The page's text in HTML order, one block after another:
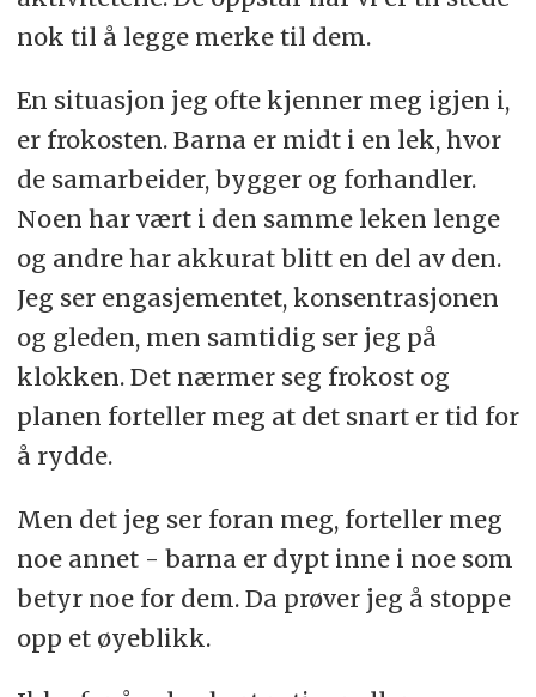
nok til å legge merke til dem.
En situasjon jeg ofte kjenner meg igjen i,
er frokosten. Barna er midt i en lek, hvor
de samarbeider, bygger og forhandler.
Noen har vært i den samme leken lenge
og andre har akkurat blitt en del av den.
Jeg ser engasjementet, konsentrasjonen
og gleden, men samtidig ser jeg på
klokken. Det nærmer seg frokost og
planen forteller meg at det snart er tid for
å rydde.
Men det jeg ser foran meg, forteller meg
noe annet - barna er dypt inne i noe som
betyr noe for dem. Da prøver jeg å stoppe
opp et øyeblikk.